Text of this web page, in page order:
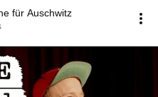
für Auschwitz